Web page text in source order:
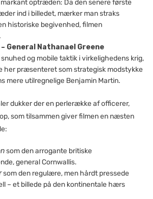
markant optræden: Da den senere første
ind i billedet, mærker man straks
historiske begivenhed, filmen
General Nathanael Greene
og mobile taktik i virkelighedens krig,
her præsenteret som strategisk modstykke
mere utilregnelige Benjamin Martin.
dukker der en perlerække af officerer,
som tilsammen giver filmen en næsten
som den arrogante britiske
general Cornwallis.
som den regulære, men hårdt pressede
– et billede på den kontinentale hærs